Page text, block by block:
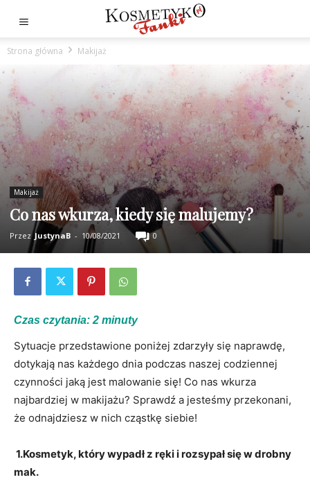
Strona główna Makijaż
Makijaż
Co nas wkurza, kiedy się malujemy?
Przez JustynaB - 10/08/2021 0
Czas czytania: 2 minuty
Sytuacje przedstawione poniżej zdarzyły się naprawdę,
dotykają nas każdego dnia podczas naszej codziennej
czynności jaką jest malowanie się! Co nas wkurza
najbardziej w makijażu? Sprawdź a jesteśmy przekonani,
że odnajdziesz w nich cząstkę siebie!
1.Kosmetyk, który wypadł z ręki i rozsypał się w drobny
mak.